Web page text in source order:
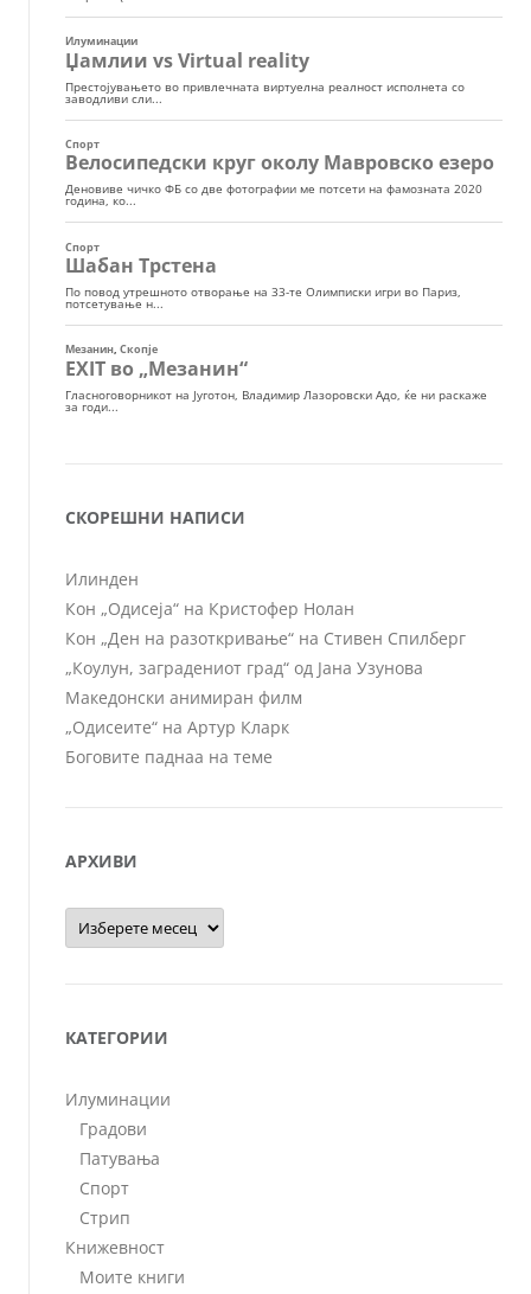
СКОРЕШНИ НАПИСИ
Илинден
Кон „Одисеја“ на Кристофер Нолан
Кон „Ден на разоткривање“ на Стивен Спилберг
„Коулун, заградениот град“ од Јана Узунова
Македонски анимиран филм
„Одисеите“ на Артур Кларк
Боговите паднаа на теме
АРХИВИ
Архиви
КАТЕГОРИИ
Илуминации
Градови
Патувања
Спорт
Стрип
Книжевност
Моите книги